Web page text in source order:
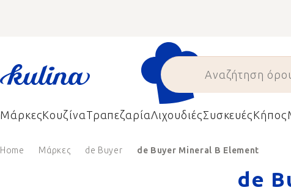
ΜάρκεςΚουζίναΤραπεζαρίαΛιχουδιέςΣυσκευέςΚήπος
Home Μάρκες de Buyer de Buyer Mineral B Element
de